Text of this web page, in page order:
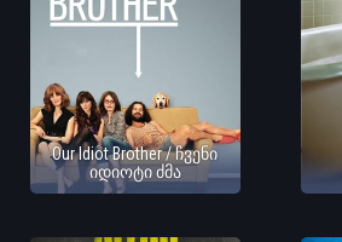
Our Idiot Brother / ჩვენი
იდიოტი ძმა